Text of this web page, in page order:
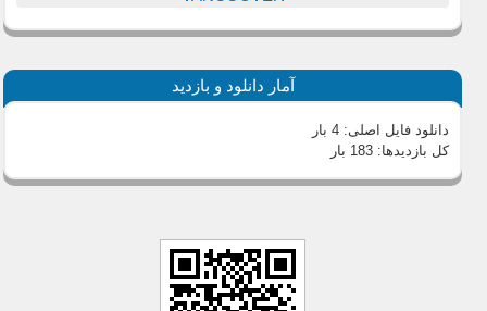
آمار دانلود و بازدید
دانلود فایل اصلی:4 بار
کل بازدیدها:183 بار